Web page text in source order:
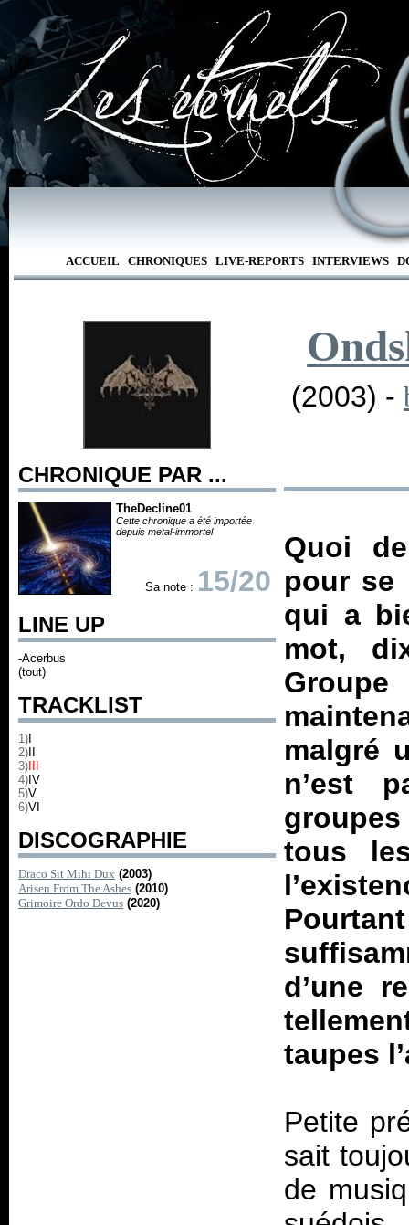
ACCUEIL CHRONIQUES LIVE-REPORTS INTERVIEWS
CHRONIQUE PAR ...
TheDecline01
Cette chronique a été importée
depuis metal-immortel
Sa note : 15/20
LINE UP
-Acerbus
(tout)
TRACKLIST
1)
2)
3)
4) IV
5)V
6)VI
DISCOGRAPHIE
Draco Sit Mihi Dux (2003)
Arisen From The Ashes (2010)
Grimoire Ordo Devus (2020)
(2003) -
Quoi
pour se
qui a
mot,
malgré
n’est
tous
d’une
taupes
Petite
sait
de